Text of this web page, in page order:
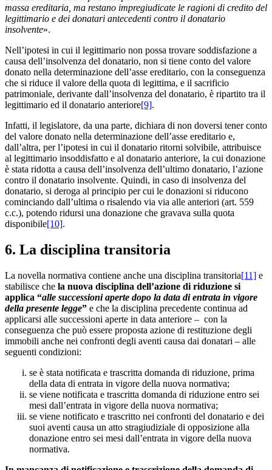
massa ereditaria, ma restano impregiudicate le ragioni di credito del
legittimario e dei donatari antecedenti contro il donatario
insolvente».
Nell’ipotesi in cui il legittimario non possa trovare soddisfazione a
causa dell’insolvenza del donatario, non si tiene conto del valore
donato nella determinazione dell’asse ereditario, con la conseguenza
che si riduce il valore della quota di legittima, e il sacrificio
patrimoniale, derivante dall’insolvenza del donatario, è ripartito tra il
legittimario ed il donatario anteriore[9].
Infatti, il legislatore, da una parte, dichiara di non doversi tener conto
del valore donato nella determinazione dell’asse ereditario e,
dall’altra, per l’ipotesi in cui il donatario ritorni solvibile, attribuisce
al legittimario insoddisfatto e al donatario anteriore, la cui donazione
è stata ridotta a causa dell’insolvenza dell’ultimo donatario, l’azione
contro il donatario insolvente. Quindi, in caso di insolvenza del
donatario, si deroga al principio per cui le donazioni si riducono
cominciando dall’ultima o risalendo via via alle anteriori (art. 559
c.c.), potendo ridursi una donazione che gravava sulla quota
disponibile[10].
6. La disciplina transitoria
La novella normativa contiene anche una disciplina transitoria[11] e
stabilisce che la nuova disciplina dell’azione di riduzione si
applica “alle successioni aperte dopo la data di entrata in vigore
della presente legge” e che la disciplina precedente continua ad
applicarsi alle successioni aperte in data anteriore – con la
conseguenza che può essere proposta azione di restituzione degli
immobili anche nei confronti degli aventi causa dai donatari – alle
seguenti condizioni:
se è stata notificata e trascritta domanda di riduzione, prima
della data di entrata in vigore della nuova normativa;
se viene notificata e trascritta domanda di riduzione entro sei
mesi dall’entrata in vigore della nuova normativa;
se viene notificato e trascritto nei confronti del donatario e dei
suoi aventi causa un atto stragiudiziale di opposizione alla
donazione entro sei mesi dall’entrata in vigore della nuova
normativa.